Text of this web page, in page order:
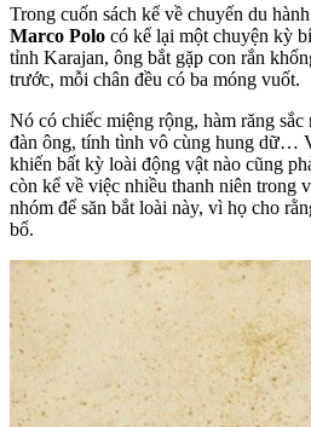
Trong cuốn sách kể về chuyến du
Marco Polo có kể lại một chuyện kỳ
tỉnh Karajan, ông bắt gặp con rắn
trước, mỗi chân đều có ba móng vuốt.
Nó có chiếc miệng rộng, hàm răng
đàn ông, tính tình vô cùng hung dữ…
khiến bất kỳ loài động vật nào cũng
còn kể về việc nhiều thanh niên trong
nhóm để săn bắt loài này, vì họ cho
bổ.